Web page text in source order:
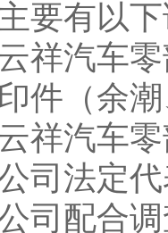
有以下
汽车零
件（余
祥汽车
司法定
司配合